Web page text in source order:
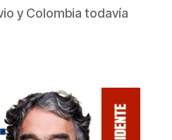
y Colombia todavía